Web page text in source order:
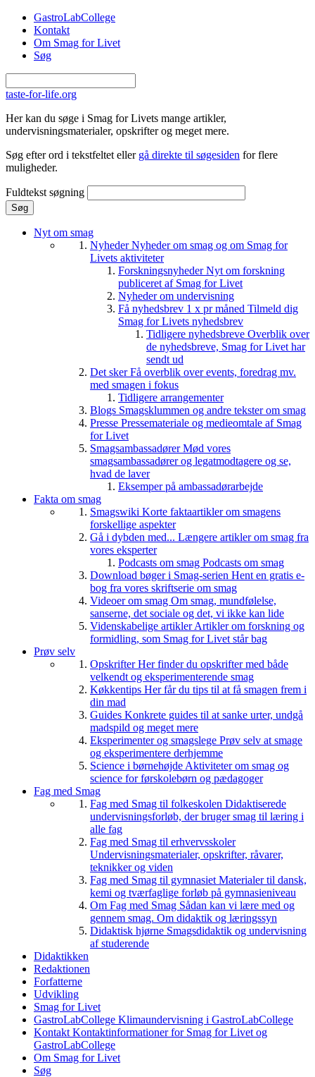
Gå til hovedindhold
GastroLabCollege
Kontakt
Om Smag for Livet
Søg
taste-for-life.org
Her kan du søge i Smag for Livets mange artikler,
undervisningsmaterialer, opskrifter og meget mere.
Søg efter ord i tekstfeltet eller gå direkte til søgesiden for flere
muligheder.
Fuldtekst søgning
Nyt om smag
NyhederNyheder om smag og om Smag for
Livets aktiviteter
ForskningsnyhederNyt om forskning
publiceret af Smag for Livet
Nyheder om undervisning
Få nyhedsbrev 1 x pr måned Tilmeld dig
Smag for Livets nyhedsbrev
Tidligere nyhedsbreve Overblik over
de nyhedsbreve, Smag for Livet har
sendt ud
Det skerFå overblik over events, foredrag mv.
med smagen i fokus
Tidligere arrangementer
Blogs Smagsklummen og andre tekster om smag
Presse Pressemateriale og medieomtale af Smag
for Livet
SmagsambassadørerMød vores
smagsambassadører og legatmodtagere og se,
hvad de laver
Eksemper på ambassadørarbejde
Fakta om smag
Smagswiki Korte faktaartikler om smagens
forskellige aspekter
Gå i dybden med... Længere artikler om smag fra
vores eksperter
Podcasts om smag Podcasts om smag
Download bøger i Smag-serien Hent en gratis e-
bog fra vores skriftserie om smag
Videoer om smag Om smag, mundfølelse,
sanserne, det sociale og det, vi ikke kan lide
Videnskabelige artiklerArtikler om forskning og
formidling, som Smag for Livet står bag
Prøv selv
OpskrifterHer finder du opskrifter med både
velkendt og eksperimenterende smag
Køkkentips Her får du tips til at få smagen frem i
din mad
Guides Konkrete guides til at sanke urter, undgå
madspild og meget mere
Eksperimenter og smagslege Prøv selv at smage
og eksperimentere derhjemme
Science i børnehøjde Aktiviteter om smag og
science for førskolebørn og pædagoger
Fag med Smag
Fag med Smag til folkeskolen Didaktiserede
undervisningsforløb, der bruger smag til læring i
alle fag
Fag med Smag til erhvervsskoler
Undervisningsmaterialer, opskrifter, råvarer,
teknikker og viden
Fag med Smag til gymnasiet Materialer til dansk,
kemi og tværfaglige forløb på gymnasieniveau
Om Fag med Smag Sådan kan vi lære med og
gennem smag. Om didaktik og læringssyn
Didaktisk hjørne Smagsdidaktik og undervisning
af studerende
Didaktikken
Redaktionen
Forfatterne
Udvikling
Smag for Livet
GastroLabCollege Klimaundervisning i GastroLabCollege
Kontakt Kontaktinformationer for Smag for Livet og
GastroLabCollege
Om Smag for Livet
Søg